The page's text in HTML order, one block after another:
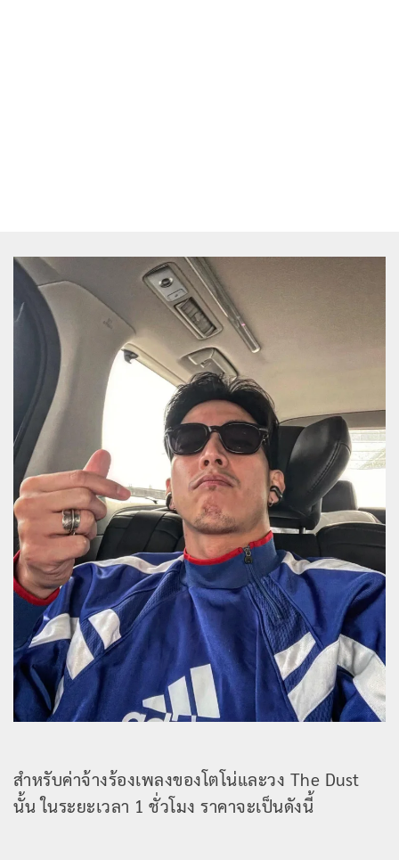
สำหรับค่าจ้างร้องเพลงของโตโน่และวง The Dust
นั้น ในระยะเวลา 1 ชั่วโมง ราคาจะเป็นดังนี้